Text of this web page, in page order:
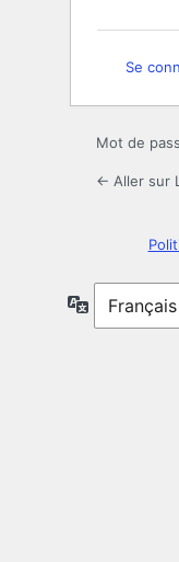
Se
Mot de
← Aller sur
Langue